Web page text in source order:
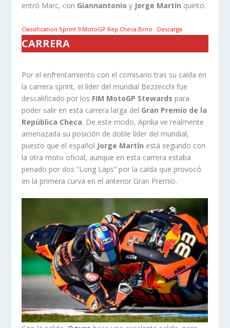
entró Marc, con Giannantonioy Jorge Martín quinto.
Classification Sprint 9 MotoGP Rep Checa Brno Descarga
CARRERA
Por el enfrentamiento con el comisario tras su caída en
la carrera sprint, el líder del mundial Bezzecchi fue
descalificado por los FIM MotoGP Stewards para
poder salir en esta carrera larga del Gran Premio de la
República Checa. De este modo, Aprilia ve realmente
amenazada su posición de doble líder del mundial,
puesto que el español Jorge Martín está segundo con
la otra moto oficial, aunque en esta carrera estaba
penado por dos “Long Laps” por la caída que provocó
en la primera curva en el anterior Gran Premio.